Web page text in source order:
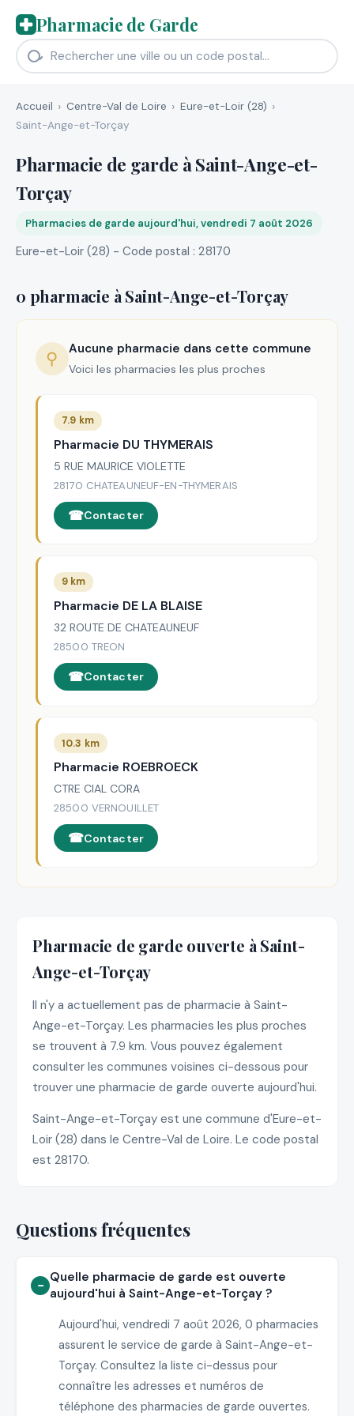
Pharmacie de Garde
Accueil Centre-Val de Loire
Eure-et-Loir (28)
Saint-Ange-et-Torçay
Pharmacie de garde à Saint-Ange-et-
Torçay
Pharmacies de garde aujourd'hui, vendredi 7 août 2026
Eure-et-Loir (28) - Code postal : 28170
0 pharmacie à Saint-Ange-et-Torçay
⚲ Aucune pharmacie dans cette commune
Voici les pharmacies les plus proches
7.9 km
Pharmacie DU THYMERAIS
5 RUE MAURICE VIOLETTE
28170 CHATEAUNEUF-EN-THYMERAIS
Contacter
9 km
Pharmacie DE LA BLAISE
32 ROUTE DE CHATEAUNEUF
28500 TREON
Contacter
10.3 km
Pharmacie ROEBROECK
CTRE CIAL CORA
28500 VERNOUILLET
Contacter
Pharmacie de garde ouverte à Saint-
Ange-et-Torçay
Il n'y a actuellement pas de pharmacie à Saint-
Ange-et-Torçay. Les pharmacies les plus proches
se trouvent à 7.9 km. Vous pouvez également
consulter les communes voisines ci-dessous pour
trouver une pharmacie de garde ouverte aujourd'hui.
Saint-Ange-et-Torçay est une commune d'Eure-et-
Loir (28) dans le Centre-Val de Loire. Le code postal
est 28170.
Questions fréquentes
Quelle pharmacie de garde est ouverte
aujourd'hui à Saint-Ange-et-Torçay ?
Aujourd'hui, vendredi 7 août 2026, 0 pharmacies
assurent le service de garde à Saint-Ange-et-
Torçay. Consultez la liste ci-dessus pour
connaître les adresses et numéros de
téléphone des pharmacies de garde ouvertes.